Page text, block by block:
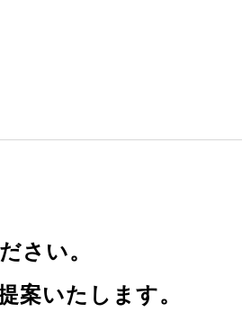
さい。
案いたします。